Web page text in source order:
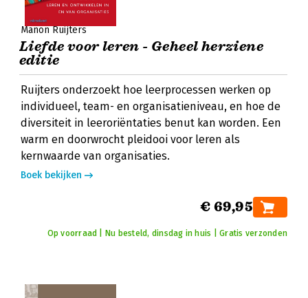
Manon Ruijters
Liefde voor leren - Geheel herziene
editie
Ruijters onderzoekt hoe leerprocessen werken op
individueel, team- en organisatieniveau, en hoe de
diversiteit in leeroriëntaties benut kan worden. Een
warm en doorwrocht pleidooi voor leren als
kernwaarde van organisaties.
Boek bekijken
€ 69,95
Op voorraad | Nu besteld, dinsdag in huis | Gratis verzonden